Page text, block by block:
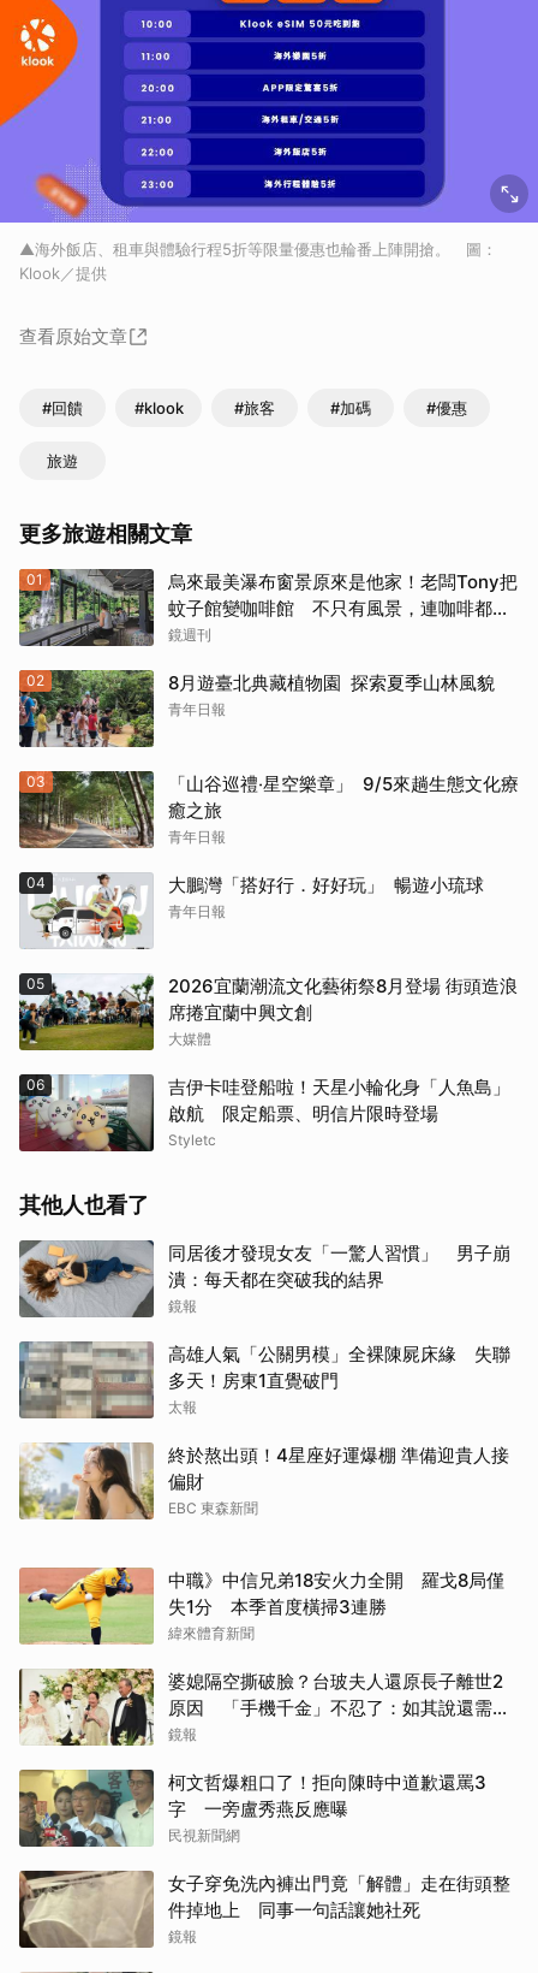
▲海外飯店、租車與體驗行程5折等限量優惠也輪番上陣開搶。 圖：
Klook／提供
查看原始文章
#回饋 #klook #旅客 #加碼 #優惠
旅遊
更多旅遊相關文章
01
烏來最美瀑布窗景原來是他家！老闆Tony把
蚊子館變咖啡館 不只有風景，連咖啡都好
喝到讓人想再來
鏡週刊
02 8月遊臺北典藏植物園 探索夏季山林風貌
青年日報
03
「山谷巡禮‧星空樂章」 9/5來趟生態文化療
癒之旅
青年日報
04 大鵬灣「搭好行．好好玩」 暢遊小琉球
青年日報
05
2026宜蘭潮流文化藝術祭8月登場 街頭造浪
席捲宜蘭中興文創
大媒體
06
吉伊卡哇登船啦！天星小輪化身「人魚島」
啟航 限定船票、明信片限時登場
Styletc
其他人也看了
同居後才發現女友「一驚人習慣」 男子崩
潰：每天都在突破我的結界
鏡報
高雄人氣「公關男模」全裸陳屍床緣 失聯
多天！房東1直覺破門
太報
終於熬出頭！4星座好運爆棚 準備迎貴人接
偏財
EBC 東森新聞
中職》中信兄弟18安火力全開 羅戈8局僅
失1分 本季首度橫掃3連勝
緯來體育新聞
婆媳隔空撕破臉？台玻夫人還原長子離世2
原因 「手機千金」不忍了：如其說還需要
離開嗎？
鏡報
柯文哲爆粗口了！拒向陳時中道歉還罵3
字 一旁盧秀燕反應曝
民視新聞網
女子穿免洗內褲出門竟「解體」走在街頭整
件掉地上 同事一句話讓她社死
鏡報